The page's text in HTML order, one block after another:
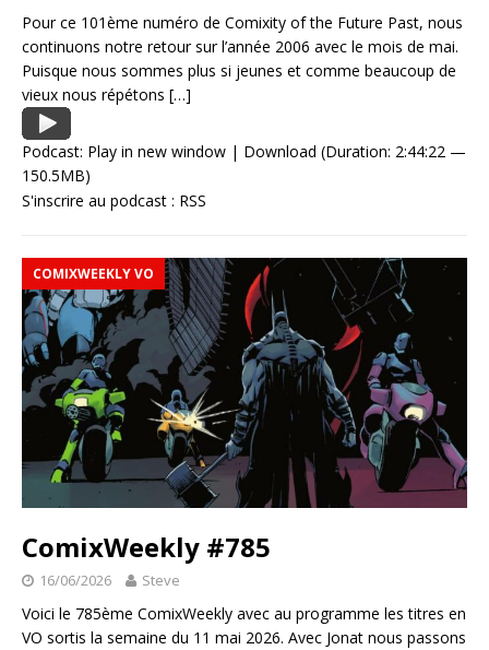
Pour ce 101ème numéro de Comixity of the Future Past, nous
continuons notre retour sur l’année 2006 avec le mois de mai.
Puisque nous sommes plus si jeunes et comme beaucoup de
vieux nous répétons […]
Podcast: Play in new window | Download (Duration: 2:44:22 —
150.5MB)
S'inscrire au podcast : RSS
COMIXWEEKLY VO
ComixWeekly #785
16/06/2026 Steve
Voici le 785ème ComixWeekly avec au programme les titres en
VO sortis la semaine du 11 mai 2026. Avec Jonat nous passons